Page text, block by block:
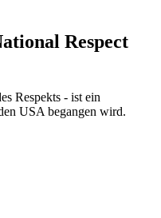
Respect
Respekts - ist ein
USA begangen wird.